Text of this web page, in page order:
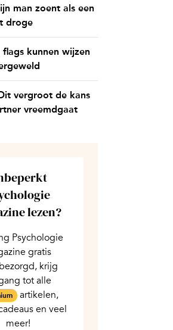
man zoent als een
droge
flags kunnen wijzen
vergroot de kans
vreemdgaat
lezen?
Psychologie
gratis
krijg
tot alle
artikelen,
en veel
meer!